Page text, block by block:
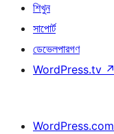
শিখুন
সাপোর্ট
ডেভেলপারগণ
WordPress.tv ↗
WordPress.com